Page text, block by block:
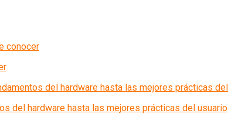
del hardware hasta las mejores prácticas del usuario